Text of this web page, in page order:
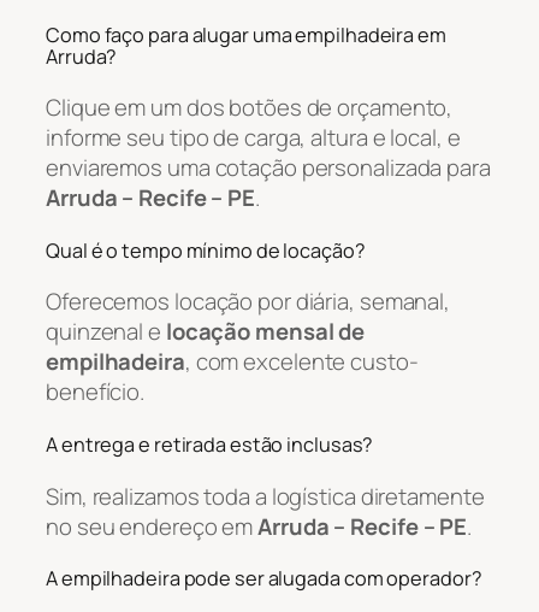
Como faço para alugar uma empilhadeira em
Arruda?
Clique em um dos botões de orçamento,
informe seu tipo de carga, altura e local, e
enviaremos uma cotação personalizada para
Arruda – Recife – PE.
Qual é o tempo mínimo de locação?
Oferecemos locação por diária, semanal,
quinzenal e locação mensal de
empilhadeira, com excelente custo-
benefício.
A entrega e retirada estão inclusas?
Sim, realizamos toda a logística diretamente
no seu endereço emArruda – Recife – PE.
A empilhadeira pode ser alugada com operador?